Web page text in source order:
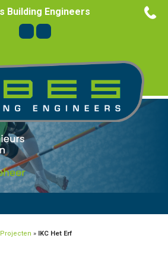
Building Engineers
Projecten » IKC Het Erf